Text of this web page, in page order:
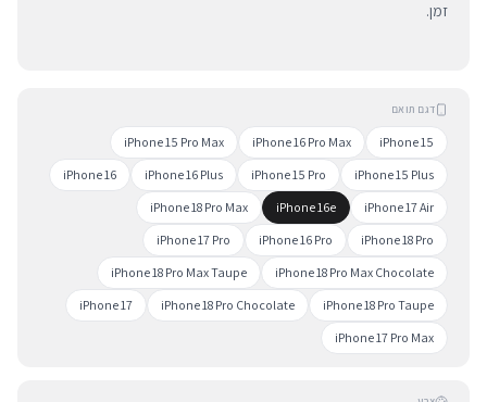
זמן.
דגם תואם
iPhone 15
iPhone 16 Pro Max
iPhone 15 Pro Max
iPhone 15 Plus
iPhone 15 Pro
iPhone 16 Plus
iPhone 16
iPhone 17 Air
iPhone 16e
iPhone 18 Pro Max
iPhone 18 Pro
iPhone 16 Pro
iPhone 17 Pro
iPhone 18 Pro Max Chocolate
iPhone 18 Pro Max Taupe
iPhone 18 Pro Taupe
iPhone 18 Pro Chocolate
iPhone 17
iPhone 17 Pro Max